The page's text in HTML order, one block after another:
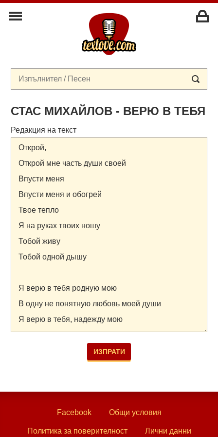
СТАС МИХАЙЛОВ - ВЕРЮ В ТЕБЯ
Редакция на текст
Facebook Общи условия
Политика за поверителност Лични данни